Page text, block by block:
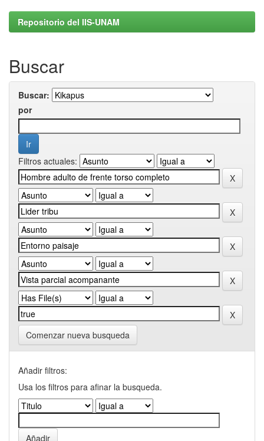
Repositorio del IIS-UNAM
Buscar
Buscar:
por
Filtros actuales:
Comenzar nueva busqueda
Añadir filtros:
Usa los filtros para afinar la busqueda.